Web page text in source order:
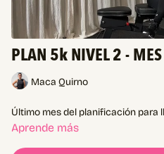
PLAN 5k NIVEL 2 -
Maca Quirno
Último mes del planificación para
Aprende más